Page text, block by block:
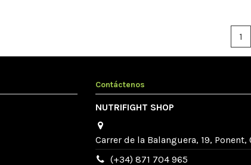
1
Contáctenos
NUTRIFIGHT SHOP
Carrer de la Balanguera, 19,
(+34) 871 704 965